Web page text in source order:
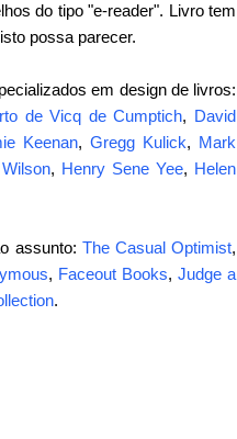
do tipo "e-reader". Livro tem
possa parecer.
em design de livros:
de Vicq de Cumptich, David
Keenan,Gregg Kulick, Mark
, Henry Sene Yee, Helen
assunto: The Casual Optimist,
, Faceout Books, Judge a
.